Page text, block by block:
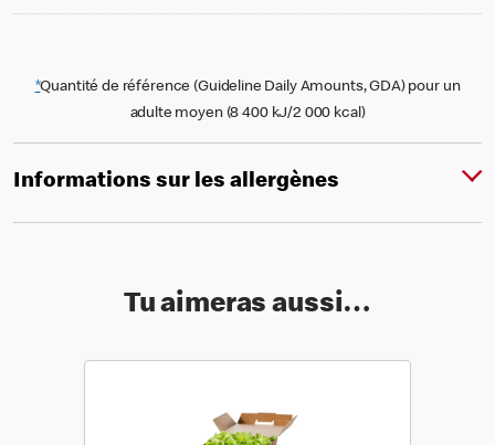
*Quantité de référence (Guideline Daily Amounts, GDA) pour un
adulte moyen (8 400 kJ/2 000 kcal)
Informations sur les allergènes
Tu aimeras aussi…